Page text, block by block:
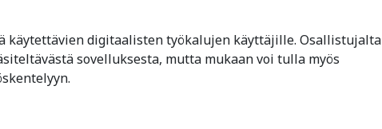
käytettävien digitaalisten työkalujen käyttäjille. Osallistujalta
sovelluksesta, mutta mukaan voi tulla myös